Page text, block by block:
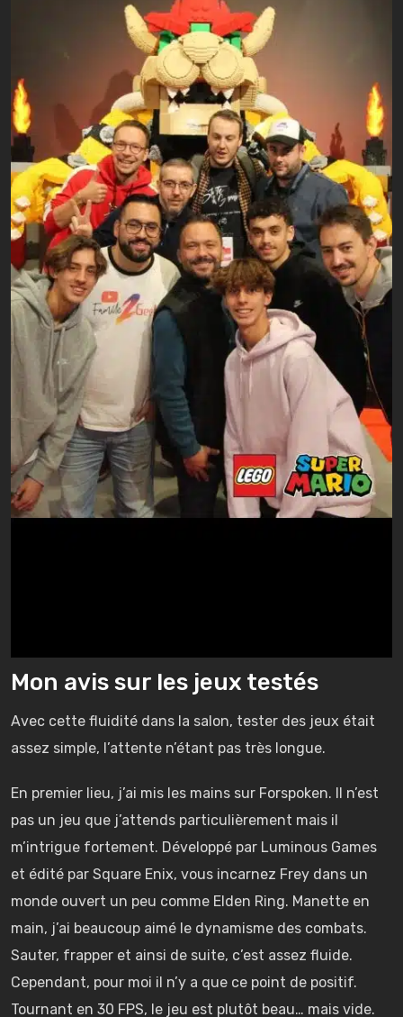
Mon avis sur les jeux testés
Avec cette fluidité dans la salon, tester des jeux était
assez simple, l’attente n’étant pas très longue.
En premier lieu, j’ai mis les mains sur Forspoken. Il n’est
pas un jeu que j’attends particulièrement mais il
m’intrigue fortement. Développé par Luminous Games
et édité par Square Enix, vous incarnez Frey dans un
monde ouvert un peu comme Elden Ring. Manette en
main, j’ai beaucoup aimé le dynamisme des combats.
Sauter, frapper et ainsi de suite, c’est assez fluide.
Cependant, pour moi il n’y a que ce point de positif.
Tournant en 30 FPS, le jeu est plutôt beau… mais vide.